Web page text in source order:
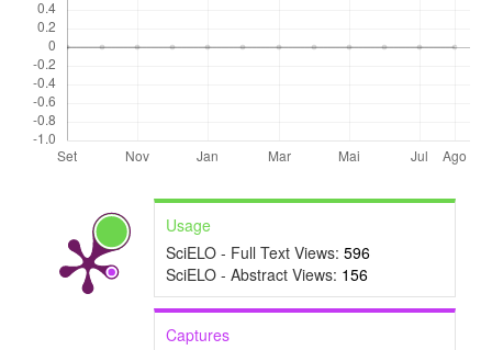
Usage
SciELO - Full Text Views: 596
SciELO - Abstract Views: 156
Captures